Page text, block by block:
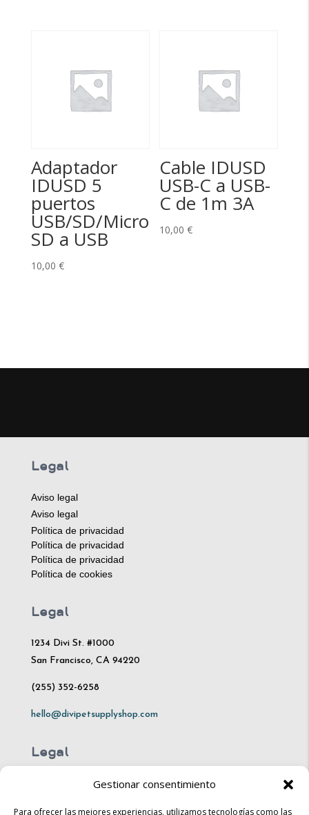
Gestionar consentimiento
Para ofrecer las mejores experiencias, utilizamos tecnologías como las
Adaptador
IDUSD 5
puertos
USB/SD/Micro
SD a USB
10,00 €
Cable IDUSD
USB-C a USB-
C de 1m 3A
10,00€
Legal
Aviso legal
Aviso legal
Política de privacidad
Política de privacidad
Política de privacidad
Política de cookies
Legal
1234 Divi St. #1000
San Francisco, CA 94220
(255) 352-6258
hello@divipetsupplyshop.com
Legal
Mon – Fri: 10am – 8pm
Sat: 10am – 4pm​​